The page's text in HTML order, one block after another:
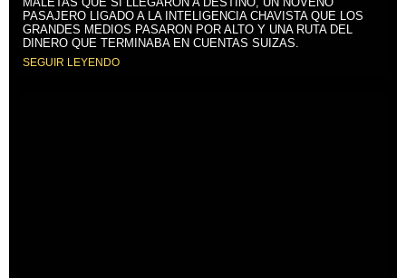
PASAJERO LIGADO A LA INTELIGENCIA CHAVISTA QUE LOS
GRANDES MEDIOS PASARON POR ALTO Y UNA RUTA DEL
DINERO QUE TERMINABA EN CUENTAS SUIZAS.
SEGUIR LEYENDO